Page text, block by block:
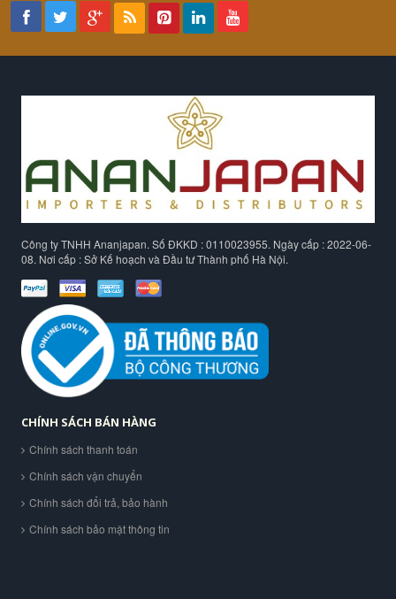
Công ty TNHH Ananjapan. Số ĐKKD : 0110023955. Ngày cấp : 2022-06-
08. Nơi cấp : Sở Kế hoạch và Đầu tư Thành phố Hà Nội.
CHÍNH SÁCH BÁN HÀNG
Chính sách thanh toán
Chính sách vận chuyển
Chính sách đổi trả, bảo hành
Chính sách bảo mật thông tin